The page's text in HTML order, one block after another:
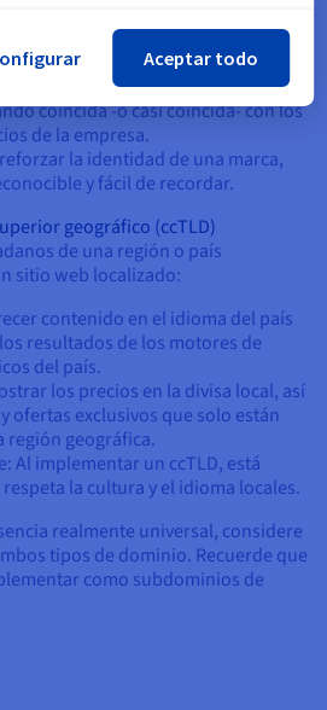
a aumentar los niveles de confianza
a impulsar los posicionamientos
coincida -o casi coincida- con los
de la empresa.
la identidad de una marca,
y fácil de recordar.
geográfico (ccTLD)
de una región o país
sitio web localizado:
contenido en el idioma del país
resultados de los motores de
del país.
los precios en la divisa local, así
ofertas exclusivos que solo están
región geográfica.
Al implementar un ccTLD, está
la cultura y el idioma locales.
realmente universal, considere
tipos de dominio. Recuerde que
como subdominios de
Aceptar todo